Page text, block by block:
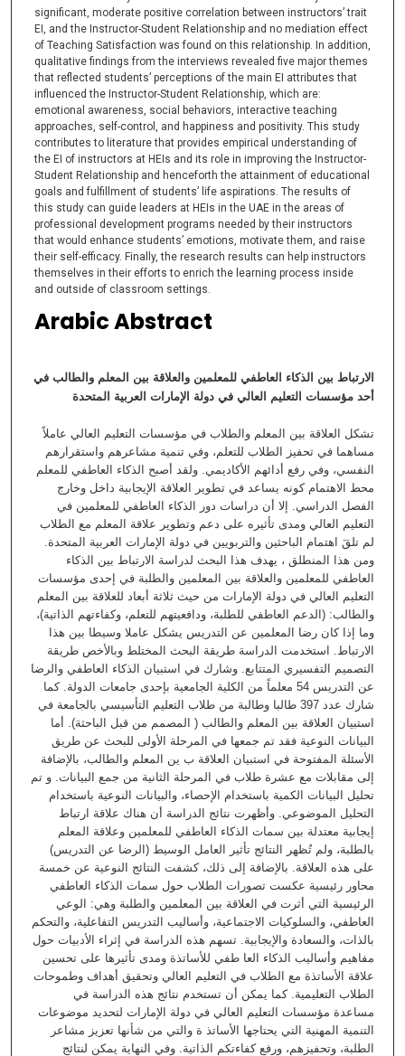
significant, moderate positive correlation between instructors’ trait
EI, and the Instructor-Student Relationship and no mediation effect
of Teaching Satisfaction was found on this relationship. In addition,
qualitative findings from the interviews revealed five major themes
that reflected students’ perceptions of the main EI attributes that
influenced the Instructor-Student Relationship, which are:
emotional awareness, social behaviors, interactive teaching
approaches, self-control, and happiness and positivity. This study
contributes to literature that provides empirical understanding of
the EI of instructors at HEIs and its role in improving the Instructor-
Student Relationship and henceforth the attainment of educational
goals and fulfillment of students’ life aspirations. The results of
this study can guide leaders at HEIs in the UAE in the areas of
professional development programs needed by their instructors
that would enhance students’ emotions, motivate them, and raise
their self-efficacy. Finally, the research results can help instructors
themselves in their efforts to enrich the learning process inside
and outside of classroom settings.
Arabic Abstract
الارتباط بين الذكاء العاطفي للمعلمين والعلاقة بين المعلم والطالب في
أحد مؤسسات التعليم العالي في دولة الإمارات العربية المتحدة
تشكل العلاقة بين المعلم والطلاب في مؤسسات التعليم العالي عاملاً
مساهما في تحفيز الطلاب للتعلم، وفي تنمية مشاعرهم واستقرارهم
النفسي، وفي رفع أدائهم الأكاديمي. ولقد أصبح الذكاء العاطفي للمعلم
محط الاهتمام كونه يساعد في تطوير العلاقة الإيجابية داخل وخارج
الفصل الدراسي. إلا أن دراسات دور الذكاء العاطفي للمعلمين في
التعليم العالي ومدى تأثيره على دعم وتطوير علاقة المعلم مع الطلاب
لم تلقَ اهتمام الباحثين والتربويين في دولة الإمارات العربية المتحدة.
ومن هذا المنطلق ، يهدف هذا البحث لدراسة الارتباط بين الذكاء
العاطفي للمعلمين والعلاقة بين المعلمين والطلبة في إحدى مؤسسات
التعليم العالي في دولة الإمارات من حيث ثلاثة أبعاد للعلاقة بين المعلم
والطالب: (الدعم العاطفي للطلبة، ودافعيتهم للتعلم، وكفاءتهم الذاتية)،
وما إذا كان رضا المعلمين عن التدريس يشكل عاملا وسيطا بين هذا
الارتباط. استخدمت الدراسة طريقة البحث المختلط وبالأخص طريقة
التصميم التفسيري المتتابع. وشارك في استبيان الذكاء العاطفي والرضا
عن التدريس 54 معلماً من الكلية الجامعية بإحدى جامعات الدولة. كما
شارك عدد 397 طالبا وطالبة من طلاب التعليم التأسيسي بالجامعة في
استبيان العلاقة بين المعلم والطالب ( المصمم من قبل الباحثة). أما
البيانات النوعية فقد تم جمعها في المرحلة الأولى للبحث عن طريق
الأسئلة المفتوحة في استبيان العلاقة ب ين المعلم والطالب، بالإضافة
إلى مقابلات مع عشرة طلاب في المرحلة الثانية من جمع البيانات. و تم
تحليل البيانات الكمية باستخدام الإحصاء، والبيانات النوعية باستخدام
التحليل الموضوعي. وأظهرت نتائج الدراسة أن هناك علاقة ارتباط
إيجابية معتدلة بين سمات الذكاء العاطفي للمعلمين وعلاقة المعلم
بالطلبة، ولم تُظهر النتائج تأثير العامل الوسيط (الرضا عن التدريس)
على هذه العلاقة. بالإضافة إلى ذلك، كشفت النتائج النوعية عن خمسة
محاور رئيسية عكست تصورات الطلاب حول سمات الذكاء العاطفي
الرئيسية التي أثرت في العلاقة بين المعلمين والطلبة وهي: الوعي
العاطفي، والسلوكيات الاجتماعية، وأساليب التدريس التفاعلية، والتحكم
بالذات، والسعادة والإيجابية. تسهم هذه الدراسة في إثراء الأدبيات حول
مفاهيم وأساليب الذكاء العا طفي للأساتذة ومدى تأثيرها على تحسين
علاقة الأساتذة مع الطلاب في التعليم العالي وتحقيق أهداف وطموحات
الطلاب التعليمية. كما يمكن أن تستخدم نتائج هذه الدراسة في
مساعدة مؤسسات التعليم العالي في دولة الإمارات لتحديد موضوعات
التنمية المهنية التي يحتاجها الأساتذ ة والتي من شأنها تعزيز مشاعر
الطلبة، وتحفيزهم، ورفع كفاءتكم الذاتية. وفي النهاية يمكن لنتائج